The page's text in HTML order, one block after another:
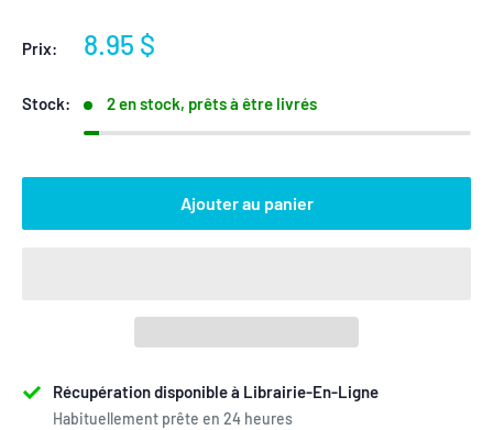
Prix:
Prix
8.95 $
Stock: 2 en stock, prêts à être livrés
Ajouter au panier
Récupération disponible à Librairie-En-Ligne
Habituellement prête en 24 heures